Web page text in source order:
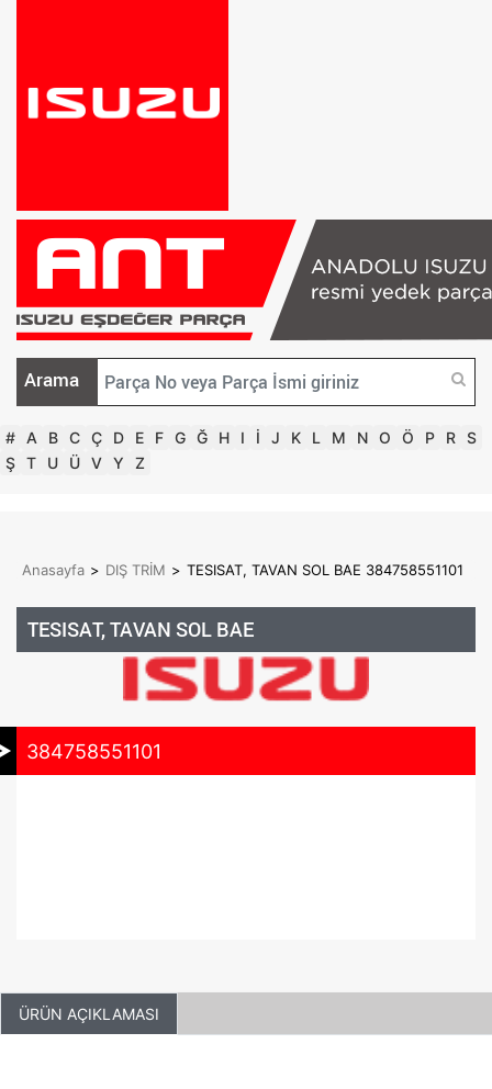
Arama
# A B C Ç D E F G Ğ H I İ J K L M N O Ö P R S
Ş T U Ü V Y Z
Anasayfa > DIŞ TRİM > TESISAT, TAVAN SOL BAE 384758551101
TESISAT, TAVAN SOL BAE
384758551101
ÜRÜN AÇIKLAMASI